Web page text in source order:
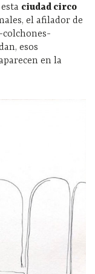
ciudad circo
el afilador de
colchones-
esos
en la